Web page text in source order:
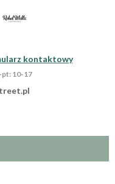
kontaktowy
pt: 10-17